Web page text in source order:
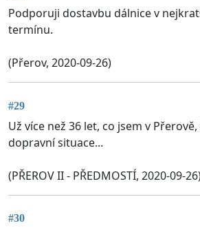
Podporuji dostavbu dálnice v
termínu.
(Přerov, 2020-09-26)
#29
Už více než 36 let, co jsem v
dopravní situace...
(PŘEROV II - PŘEDMOSTÍ, 2020-09-
#30